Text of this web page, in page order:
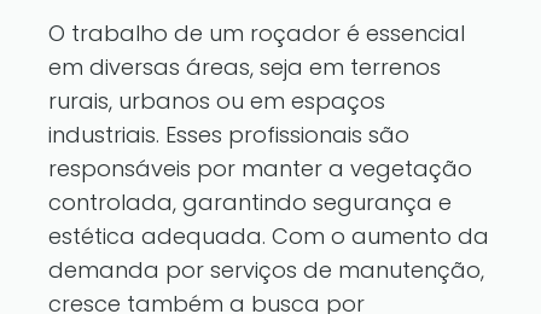
O trabalho de um roçador é essencial
em diversas áreas, seja em terrenos
rurais, urbanos ou em espaços
industriais. Esses profissionais são
responsáveis por manter a vegetação
controlada, garantindo segurança e
estética adequada. Com o aumento da
demanda por serviços de manutenção,
cresce também a busca por